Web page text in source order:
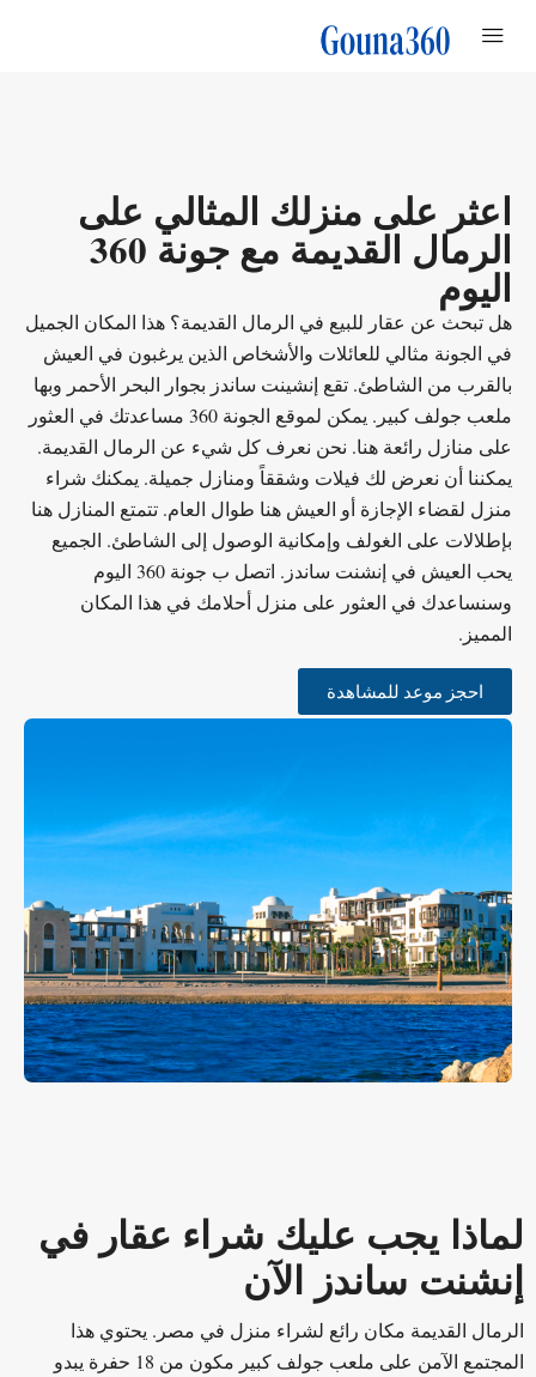
اعثر على منزلك المثالي على
الرمال القديمة مع جونة 360
اليوم
هل تبحث عن عقار للبيع في الرمال القديمة؟ هذا المكان الجميل
في الجونة مثالي للعائلات والأشخاص الذين يرغبون في العيش
بالقرب من الشاطئ. تقع إنشينت ساندز بجوار البحر الأحمر وبها
ملعب جولف كبير. يمكن لموقع الجونة 360 مساعدتك في العثور
على منازل رائعة هنا. نحن نعرف كل شيء عن الرمال القديمة.
يمكننا أن نعرض لك فيلات وشققاً ومنازل جميلة. يمكنك شراء
منزل لقضاء الإجازة أو العيش هنا طوال العام. تتمتع المنازل هنا
بإطلالات على الغولف وإمكانية الوصول إلى الشاطئ. الجميع
يحب العيش في إنشنت ساندز. اتصل ب جونة 360 اليوم
وسنساعدك في العثور على منزل أحلامك في هذا المكان
المميز.
احجز موعد للمشاهدة
لماذا يجب عليك شراء عقار في
إنشنت ساندز الآن
الرمال القديمة مكان رائع لشراء منزل في مصر. يحتوي هذا
المجتمع الآمن على ملعب جولف كبير مكون من 18 حفرة يبدو